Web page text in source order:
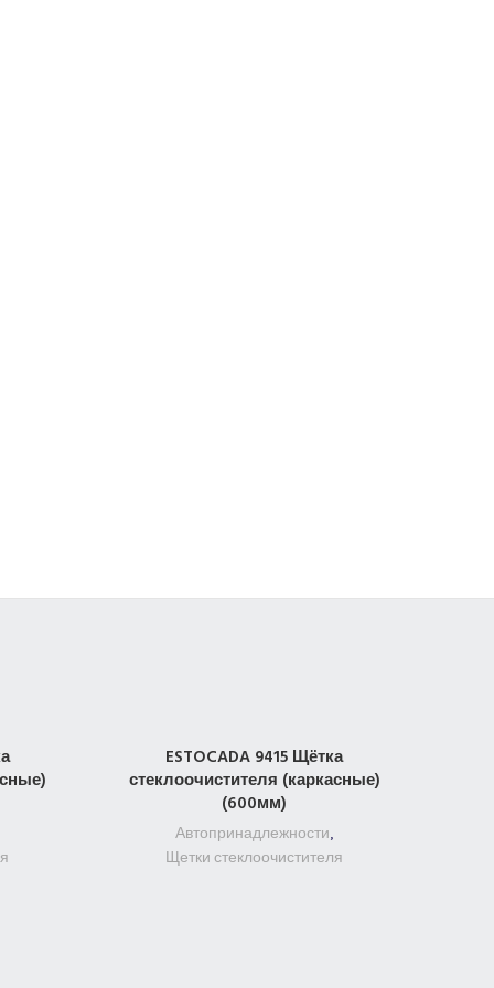
ПОДРОБНЕЕ
ESTOCADA 9415 Щётка
стеклоочистителя (каркасные)
(600мм)
Автопринадлежности,
Щетки стеклоочистителя